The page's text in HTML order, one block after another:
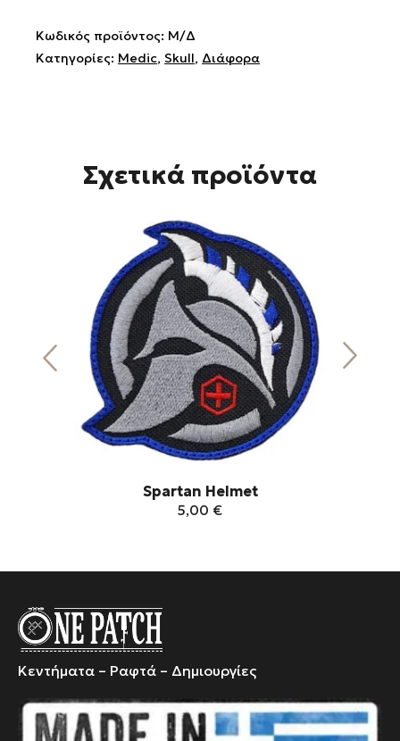
Κωδικός προϊόντος: Μ/Δ
Κατηγορίες: Medic, Skull, Διάφορα
Σχετικά προϊόντα
Spartan Helmet
5,00 €
Οι
μπορούν
Κεντήματα – Ραφτά – Δημιουργίες